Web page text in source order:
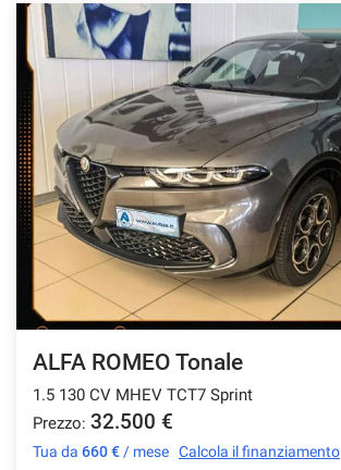
ALFA ROMEO Tonale
1.5 130 CV MHEV TCT7 Sprint
Prezzo: 32.500 €
Tua da 660 € / mese Calcola il finanziamento